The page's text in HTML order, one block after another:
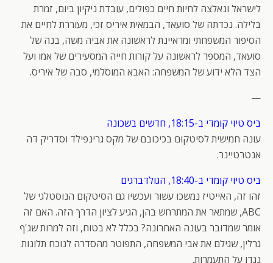
לישראל ונאלצה לחיות חיים כפולים, עובדת ניקיון ביום, זמרת
בלילה. נכדתה של סועאד, הבמאית איריס זכי, מעוררת לחיים את
הסיפור המשפחתי ומראיינת לראשונה את אביה משה, בנה של
סועאד, המספר לראשונה על קורות חייה המסעירים של אמו ועל
הצד הלא ידוע של המשפחה: האבא המוסלמי, סבה של איריס.
—
ביס טיוי קומדי ב-18:15, חדשים בשכונה
עונה חמישית לסיטקום בכיכובם של מקס גרינפילד וסדריק דה
אנטרטיינר.
ביס טיוי קומדי ב-18:40, הגולדברגים
זהו זה, האייטיז נמשכו עשור ועכשיו גם הסיטקום הנוסטלגי של
ABC, שמתאר את המתרחש בהן, הגיע לציון הדרך הזה. האם זה
אומר שמדובר בעונה האחרונה? בכלל לא בטוח, וזה למרות שג'ף
גרלין, שגילם את אבי המשפחה, התפוטר מהסדרה לנוכח תלונות
נגדו על התעמרות.